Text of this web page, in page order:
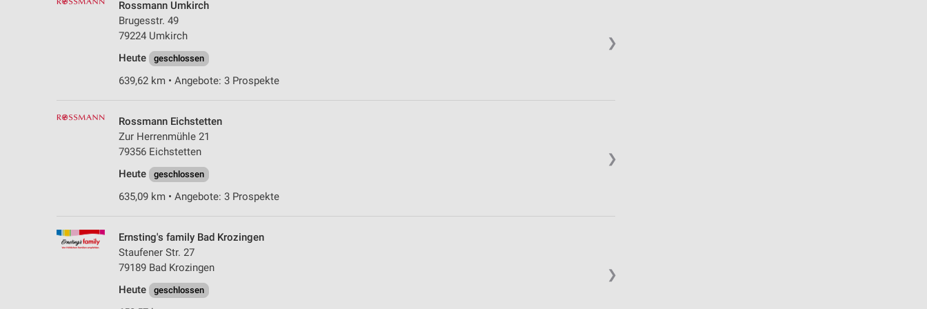
❯
Rossmann Umkirch
Brugesstr. 49
79224 Umkirch
Heute
geschlossen
639,62 km • Angebote: 3 Prospekte
❯
Rossmann Eichstetten
Zur Herrenmühle 21
79356 Eichstetten
Heute
geschlossen
635,09 km • Angebote: 3 Prospekte
❯
Ernsting's family Bad Krozingen
Staufener Str. 27
79189 Bad Krozingen
Heute
geschlossen